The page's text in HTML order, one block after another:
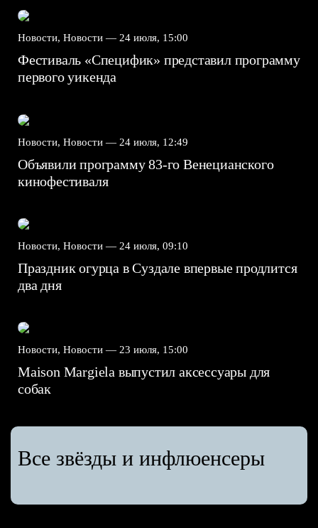
Новости, Новости — 24 июля, 15:00
Фестиваль «Специфик» представил программу
первого уикенда
Новости, Новости — 24 июля, 12:49
Объявили программу 83-го Венецианского
кинофестиваля
Новости, Новости — 24 июля, 09:10
Праздник огурца в Суздале впервые продлится
два дня
Новости, Новости — 23 июля, 15:00
Maison Margiela выпустил аксессуары для
собак
Все звёзды и инфлюенсеры